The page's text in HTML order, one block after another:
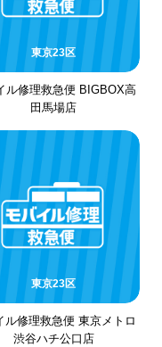
東京23区
ル修理救急便 BIGBOX高
田馬場店
東京23区
ル修理救急便 東京メトロ
渋谷ハチ公口店